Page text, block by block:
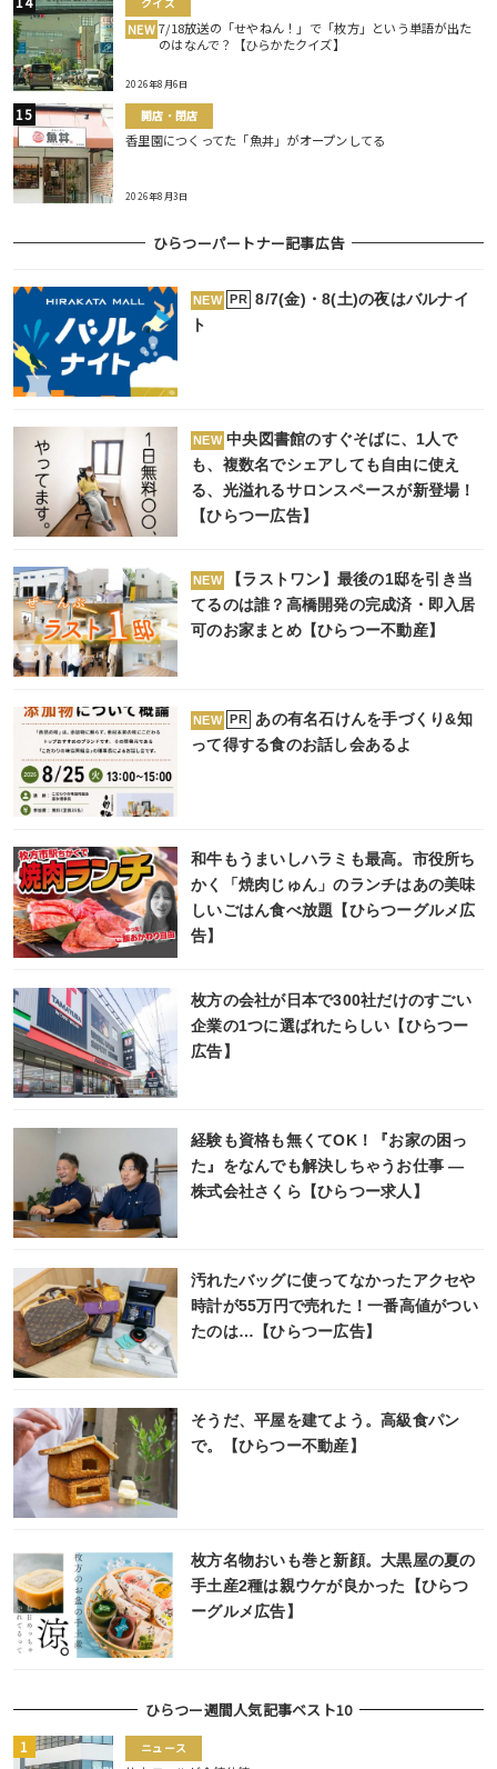
NEW 7/18放送の「せやねん！」で「枚方」という単語が出た
のはなんで？【ひらかたクイズ】
2026年8月6日
開店・閉店
香里園につくってた「魚丼」がオープンしてる
2026年8月3日
ひらつーパートナー記事広告
NEW PR
8/7(金)・8(土)の夜はバルナイ
ト
NEW 中央図書館のすぐそばに、1人で
も、複数名でシェアしても自由に使え
る、光溢れるサロンスペースが新登場！
【ひらつー広告】
NEW
【ラストワン】最後の1邸を引き当
てるのは誰？高橋開発の完成済・即入居
可のお家まとめ【ひらつー不動産】
NEW PR
あの有名石けんを手づくり&知
って得する食のお話し会あるよ
和牛もうまいしハラミも最高。市役所ち
かく「焼肉じゅん」のランチはあの美味
しいごはん食べ放題【ひらつーグルメ広
告】
枚方の会社が日本で300社だけのすごい
企業の1つに選ばれたらしい【ひらつー
広告】
経験も資格も無くてOK！『お家の困っ
た』をなんでも解決しちゃうお仕事 ―
株式会社さくら【ひらつー求人】
汚れたバッグに使ってなかったアクセや
時計が55万円で売れた！一番高値がつい
たのは…【ひらつー広告】
そうだ、平屋を建てよう。高級食パン
で。【ひらつー不動産】
枚方名物おいも巻と新顔。大黒屋の夏の
手土産2種は親ウケが良かった【ひらつ
ーグルメ広告】
ひらつー週間人気記事ベスト10
ニュース